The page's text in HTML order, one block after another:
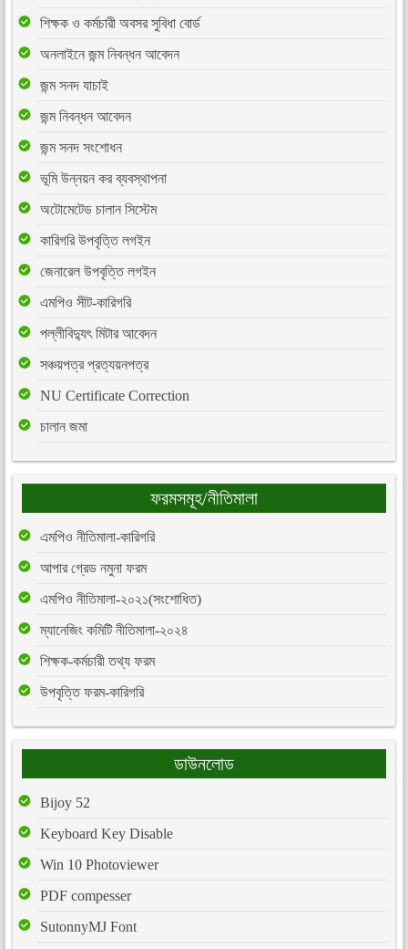
শিক্ষক ও কর্মচারী অবসর সুবিধা বোর্ড
অনলাইনে জন্ম নিবন্ধন আবেদন
জন্ম সনদ যাচাই
জন্ম নিবন্ধন আবেদন
জন্ম সনদ সংশোধন
ভূমি উন্নয়ন কর ব্যবস্থাপনা
অটোমেটেড চালান সিস্টেম
কারিগরি উপবৃত্তি লগইন
জেনারেল উপবৃত্তি লগইন
এমপিও সীট-কারিগরি
পল্লীবিদ্যুৎ মিটার আবেদন
সঞ্চয়পত্র প্রত্যয়নপত্র
NU Certificate Correction
চালান জমা
ফরমসমূহ/নীতিমালা
এমপিও নীতিমালা-কারিগরি
আপার গ্রেড নমুনা ফরম
এমপিও নীতিমালা-২০২১(সংশোধিত)
ম্যানেজিং কমিটি নীতিমালা-২০২৪
শিক্ষক-কর্মচারী তথ্য ফরম
উপবৃত্তি ফরম-কারিগরি
ডাউনলোড
Bijoy 52
Keyboard Key Disable
Win 10 Photoviewer
PDF compesser
SutonnyMJ Font